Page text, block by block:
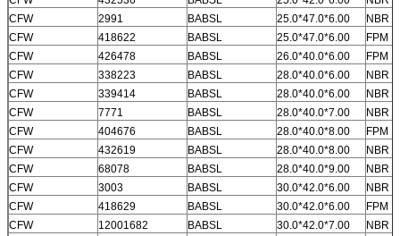
CFW
2991 BABSL 25.0*47.0*6.00
NBR
CFW
418622 BABSL 25.0*47.0*6.00
FPM
CFW
426478 BABSL 26.0*40.0*6.00
FPM
CFW
338223 BABSL 28.0*40.0*6.00
NBR
CFW
339414 BABSL 28.0*40.0*6.00
NBR
CFW
7771 BABSL 28.0*40.0*7.00
NBR
CFW
404676 BABSL 28.0*40.0*8.00
FPM
CFW
432619 BABSL 28.0*40.0*8.00
NBR
CFW
68078 BABSL 28.0*40.0*9.00
NBR
CFW
3003 BABSL 30.0*42.0*6.00
NBR
CFW
418629 BABSL 30.0*42.0*6.00
FPM
CFW
12001682 BABSL 30.0*42.0*7.00
NBR